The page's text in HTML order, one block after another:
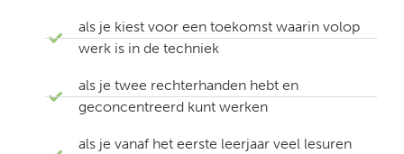
als je kiest voor een toekomst waarin volop
werk is in de techniek
als je twee rechterhanden hebt en
geconcentreerd kunt werken
als je vanaf het eerste leerjaar veel lesuren